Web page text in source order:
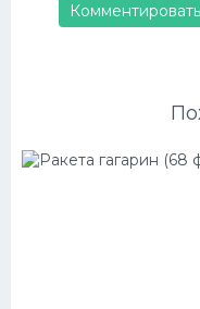
Комментировать